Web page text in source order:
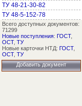
ТУ 48-21-30-82
ТУ 48-5-152-78
Всего доступных документов:
71299
Новые поступления: ГОСТ,
ОСТ, ТУ
Новые карточки НТД: ГОСТ,
ОСТ, ТУ
Добавить документ